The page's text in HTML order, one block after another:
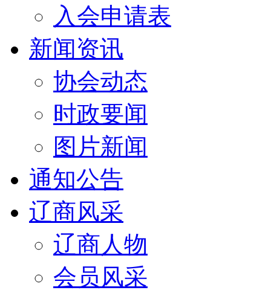
入会申请表
新闻资讯
协会动态
时政要闻
图片新闻
通知公告
辽商风采
辽商人物
会员风采